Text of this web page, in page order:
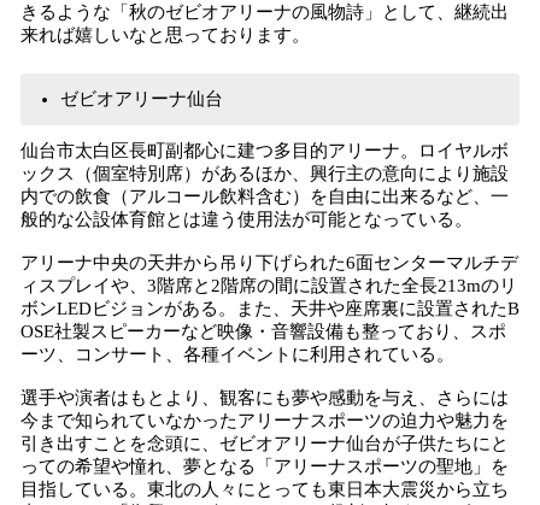
きるような「秋のゼビオアリーナの風物詩」として、継続出
来れば嬉しいなと思っております。
ゼビオアリーナ仙台
仙台市太白区長町副都心に建つ多目的アリーナ。ロイヤルボ
ックス（個室特別席）があるほか、興行主の意向により施設
内での飲食（アルコール飲料含む）を自由に出来るなど、一
般的な公設体育館とは違う使用法が可能となっている。
アリーナ中央の天井から吊り下げられた6面センターマルチデ
ィスプレイや、3階席と2階席の間に設置された全長213mのリ
ボンLEDビジョンがある。また、天井や座席裏に設置されたB
OSE社製スピーカーなど映像・音響設備も整っており、スポ
ーツ、コンサート、各種イベントに利用されている。
選手や演者はもとより、観客にも夢や感動を与え、さらには
今まで知られていなかったアリーナスポーツの迫力や魅力を
引き出すことを念頭に、ゼビオアリーナ仙台が子供たちにと
っての希望や憧れ、夢となる「アリーナスポーツの聖地」を
目指している。東北の人々にとっても東日本大震災から立ち